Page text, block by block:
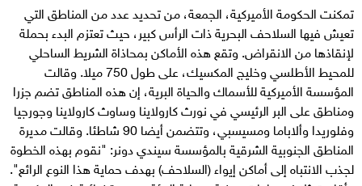
تمكنت الحكومة الأميركية، الجمعة، من تحديد عدد من المناطق التي
تعيش فيها السلاحف البحرية ذات الرأس كبير، حيث تعتزم البدء بحملة
لإنقاذها من الانقراض. وتقع هذه الأماكن بمحاذاة الشريط الساحلي
للمحيط الأطلسي وخليج المكسيك، على طول 750 ميلا. وقالت
المؤسسة الأميركية للأسماك والحياة البرية، إن هذه المناطق تضم جزرا
ومناطق على البر الرئيسي في نورث كارولاينا وساوث كارولاينا وجورجيا
وفلوريدا وألاباما ومسيسبي، وتتضمن أيضا 90 شاطئا. وقالت مديرة
المناطق الجنوبية الشرقية بالمؤسسة سيندي دونر: "نقوم بهذه الخطوة
لجذب الانتباه إلى أماكن إيواء (السلاحف) بهدف حماية هذا النوع الرائع".